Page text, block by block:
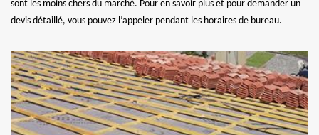
sont les moins chers du marché. Pour en savoir plus et pour demander un
devis détaillé, vous pouvez l’appeler pendant les horaires de bureau.